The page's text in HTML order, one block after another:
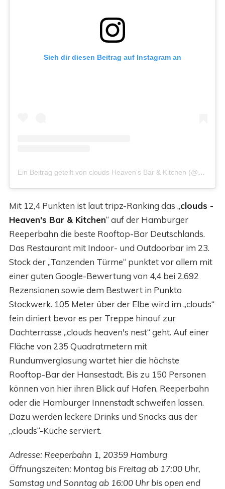
Sieh dir diesen Beitrag auf Instagram an
Ein Beitrag geteilt von clouds Heaven‘s Bar & Kitchen (@clouds_hamburg)
Mit 12,4 Punkten ist laut tripz-Ranking das „clouds -
Heaven's Bar & Kitchen“ auf der Hamburger
Reeperbahn die beste Rooftop-Bar Deutschlands.
Das Restaurant mit Indoor- und Outdoorbar im 23.
Stock der „Tanzenden Türme“ punktet vor allem mit
einer guten Google-Bewertung von 4,4 bei 2.692
Rezensionen sowie dem Bestwert in Punkto
Stockwerk. 105 Meter über der Elbe wird im „clouds“
fein diniert bevor es per Treppe hinauf zur
Dachterrasse „clouds heaven's nest“ geht. Auf einer
Fläche von 235 Quadratmetern mit
Rundumverglasung wartet hier die höchste
Rooftop-Bar der Hansestadt. Bis zu 150 Personen
können von hier ihren Blick auf Hafen, Reeperbahn
oder die Hamburger Innenstadt schweifen lassen.
Dazu werden leckere Drinks und Snacks aus der
„clouds“-Küche serviert.
Adresse: Reeperbahn 1, 20359 Hamburg
Öffnungszeiten: Montag bis Freitag ab 17:00 Uhr,
Samstag und Sonntag ab 16:00 Uhr bis open end